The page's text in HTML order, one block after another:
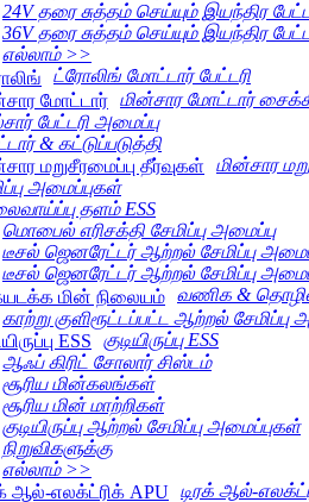
24V தரை சுத்தம் செய்யும் இயந்திர
36V தரை சுத்தம் செய்யும் இயந்திர
எல்லாம் >>
ட்ரோலிங் மோட்டார் பேட்டரி
மின்சார மோட்டார்
பேட்டரி அமைப்பு
& கட்டுப்படுத்தி
மின்சார
அமைப்புகள்
தளம் ESS
மொபைல் எரிசக்தி சேமிப்பு அமைப்பு
டீசல் ஜெனரேட்டர் ஆற்றல் சேமிப்பு
டீசல் ஜெனரேட்டர் ஆற்றல் சேமிப்பு
வணிக &
காற்று குளிரூட்டப்பட்ட ஆற்றல் சேமிப்பு
குடியிருப்பு ESS
ஆஃப் கிரிட் சோலார் சிஸ்டம்
சூரிய மின்கலங்கள்
சூரிய மின் மாற்றிகள்
குடியிருப்பு ஆற்றல் சேமிப்பு அமைப்புகள்
நிறுவிகளுக்கு
எல்லாம் >>
டிரக் ஆல்-